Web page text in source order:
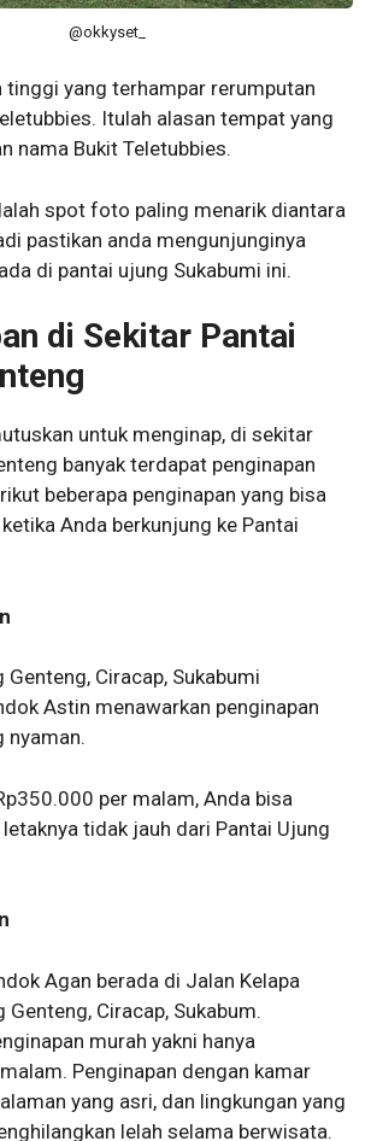
@okkyset_
tinggi yang terhampar rerumputan
Itulah alasan tempat yang
nama Bukit Teletubbies.
spot foto paling menarik diantara
pastikan anda mengunjunginya
di pantai ujung Sukabumi ini.
di Sekitar Pantai
untuk menginap, di sekitar
banyak terdapat penginapan
beberapa penginapan yang bisa
Anda berkunjung ke Pantai
Genteng, Ciracap, Sukabumi
Astin menawarkan penginapan
nyaman.
per malam, Anda bisa
tidak jauh dari Pantai Ujung
Agan berada di Jalan Kelapa
Genteng, Ciracap, Sukabum.
murah yakni hanya
Penginapan dengan kamar
yang asri, dan lingkungan yang
lelah selama berwisata.